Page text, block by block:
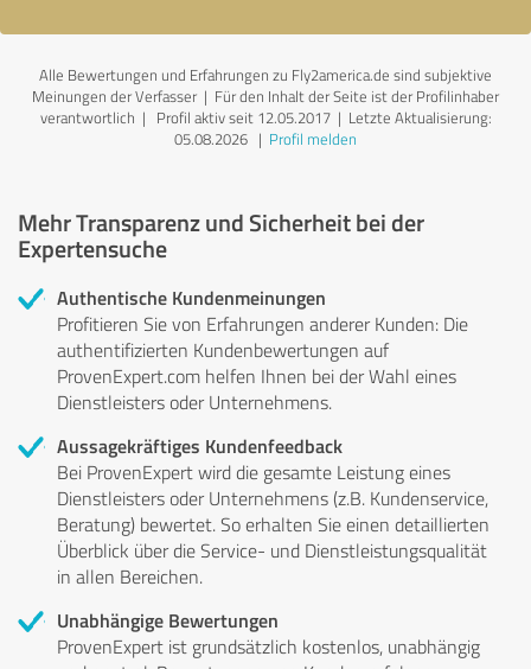
Alle Bewertungen und Erfahrungen zu Fly2america.de sind subjektive
Meinungen der Verfasser | Für den Inhalt der Seite ist der Profilinhaber
verantwortlich | Profil aktiv seit 12.05.2017 | Letzte Aktualisierung:
05.08.2026 | Profil melden
Mehr Transparenz und Sicherheit bei der
Expertensuche
Authentische Kundenmeinungen
Profitieren Sie von Erfahrungen anderer Kunden: Die
authentifizierten Kundenbewertungen auf
ProvenExpert.com helfen Ihnen bei der Wahl eines
Dienstleisters oder Unternehmens.
Aussagekräftiges Kundenfeedback
Bei ProvenExpert wird die gesamte Leistung eines
Dienstleisters oder Unternehmens (z.B. Kundenservice,
Beratung) bewertet. So erhalten Sie einen detaillierten
Überblick über die Service- und Dienstleistungsqualität
in allen Bereichen.
Unabhängige Bewertungen
ProvenExpert ist grundsätzlich kostenlos, unabhängig